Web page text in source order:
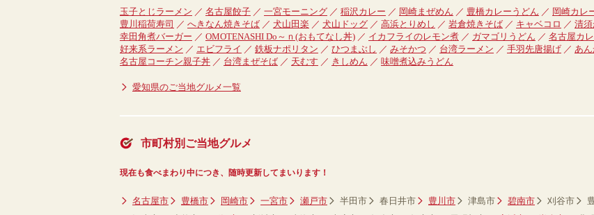
玉子とじラーメン 名古屋餃子 一宮モーニング 稲沢カレー 岡崎まぜめん 豊橋カレーうどん 岡崎カレ
豊川稲荷寿司
へきなん焼きそば 犬山田楽 犬山ドッグ 高浜とりめし 岩倉焼きそば キャベコロ 清
幸田角煮バーガー
OMOTENASHI Do～ｎ(おもてなし丼) イカフライのレモン煮 ガマゴリうどん 名古屋カ
好来系ラーメン
エビフライ 鉄板ナポリタン ひつまぶし みそかつ 台湾ラーメン 手羽先唐揚げ あ
名古屋コーチン親子丼
台湾まぜそば 天むす きしめん 味噌煮込みうどん
愛知県のご当地グルメ一覧
市町村別ご当地グルメ
現在も食べまわり中につき、随時更新してまいります！
名古屋市 豊橋市 岡崎市 一宮市 瀬戸市 半田市 春日井市 豊川市 津島市 碧南市 刈谷市